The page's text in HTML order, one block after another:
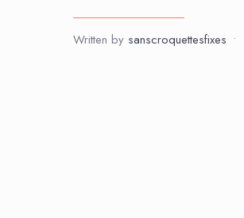
Written by sanscroquettesfixes •